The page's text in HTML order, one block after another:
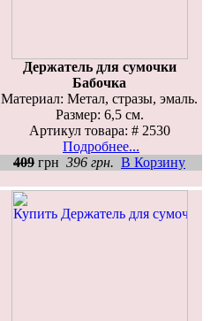
Держатель для сумочки
Бабочка
Материал: Метал, стразы, эмаль.
Размер: 6,5 см.
Артикул товара: # 2530
Подробнее...
409 грн 396 грн. В Корзину